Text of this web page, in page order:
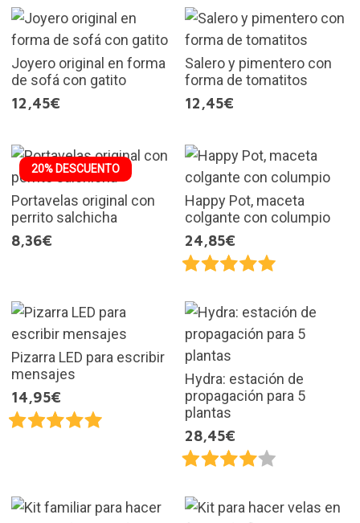
Joyero original en forma
de sofá con gatito
12,45€
Salero y pimentero con
forma de tomatitos
12,45€
20% DESCUENTO
Portavelas original con
perrito salchicha
8,36€
Happy Pot, maceta
colgante con columpio
24,85€
Pizarra LED para escribir
mensajes
14,95€
Hydra: estación de
propagación para 5
plantas
28,45€